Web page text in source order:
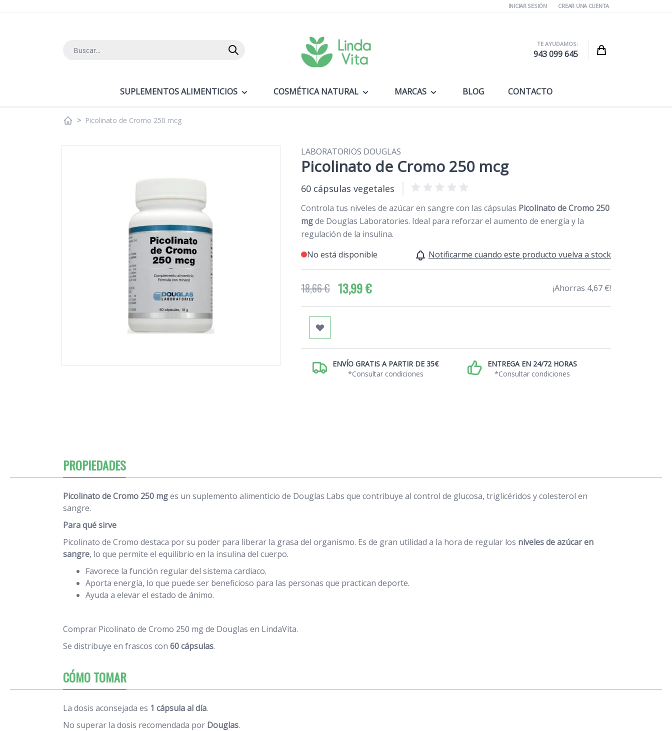
INICIAR SESIÓN CREAR UNA CUENTA
Buscar
TE AYUDAMOS:
943 099 645 Cart
SUPLEMENTOS ALIMENTICIOS COSMÉTICA NATURAL MARCAS BLOG CONTACTO
> Picolinato de Cromo 250 mcg
LABORATORIOS DOUGLAS
Picolinato de Cromo 250 mcg
60 cápsulas vegetales
Controla tus niveles de azúcar en sangre con las cápsulas Picolinato de Cromo 250
mgde Douglas Laboratories. Ideal para reforzar el aumento de energía y la
regulación de la insulina.
No está disponible
Notificarme cuando este producto vuelva a stock
18,66 € 13,99 € ¡Ahorras 4,67 €!
ENVÍO GRATIS A PARTIR DE 35€
*Consultar condiciones
ENTREGA EN 24/72 HORAS
*Consultar condiciones
PROPIEDADES
Picolinato de Cromo 250 mges un suplemento alimenticio de Douglas Labs que contribuye al control de glucosa, triglicéridos y colesterol en
sangre.
Para qué sirve
Picolinato de Cromo destaca por su poder para liberar la grasa del organismo. Es de gran utilidad a la hora de regular los niveles de azúcar en
sangre, lo que permite el equilibrio en la insulina del cuerpo.
Favorece la función regular del sistema cardiaco.
Aporta energía, lo que puede ser beneficioso para las personas que practican deporte.
Ayuda a elevar el estado de ánimo.
Comprar Picolinato de Cromo 250 mg de Douglas en LindaVita.
Se distribuye en frascos con 60 cápsulas.
CÓMO TOMAR
La dosis aconsejada es 1 cápsula al día.
No superar la dosis recomendada por Douglas.